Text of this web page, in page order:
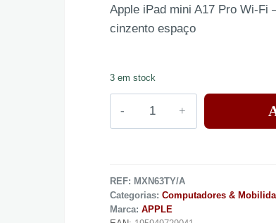
Apple iPad mini A17 Pro Wi-Fi
cinzento espaço
3 em stock
REF: MXN63TY/A
Categorias: Computadores &
Marca: APPLE